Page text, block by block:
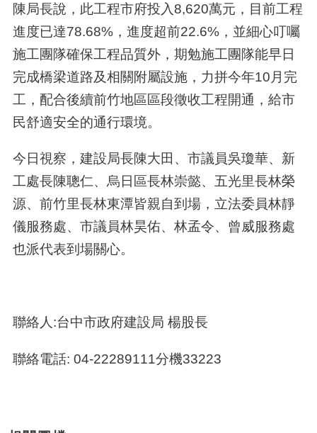
陳局長說，此工程市府投入8,620萬元，目前工程
進度已達78.68%，進度超前22.6%，並細心叮囑
施工團隊確保工程品質外，期勉施工團隊能早日
完成橋梁道路及相關附屬設施，力拼今年10 月完
工，配合後續前竹地區區段徵收工程開通，給市
民舒適安全的通行環境。
今日視察，建設局長陳大田、市議員吳瓊華、新
工處長陳聰仁、烏日區長林崇懿、五光里長林榮
源、前竹里長林東潭皆親自到場，立法委員林靜
儀服務處、市議員林昊佑、林孟令、曾威服務處
也派代表到場關心。
聯絡人:台中市政府建設局 楊股長
聯絡電話: 04-22289111分機33223